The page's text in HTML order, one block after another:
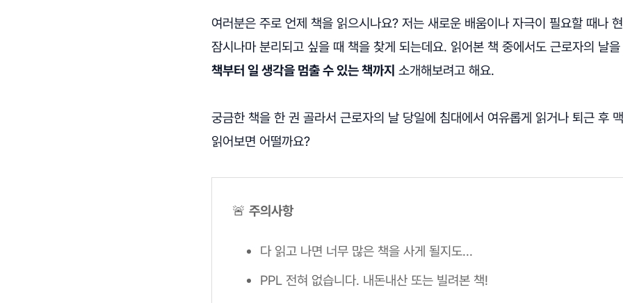
여러분은 주로 언제 책을 읽으시나요? 저는 새로운 배움이나 자극이 필요할 때나
잠시나마 분리되고 싶을 때 책을 찾게 되는데요. 읽어본 책 중에서도 근로자의 날
책부터 일 생각을 멈출 수 있는 책까지 소개해보려고 해요.
궁금한 책을 한 권 골라서 근로자의 날 당일에 침대에서 여유롭게 읽거나 퇴근 후
읽어보면 어떨까요?
🚨 주의사항
다 읽고 나면 너무 많은 책을 사게 될지도...
PPL 전혀 없습니다. 내돈내산 또는 빌려본 책!